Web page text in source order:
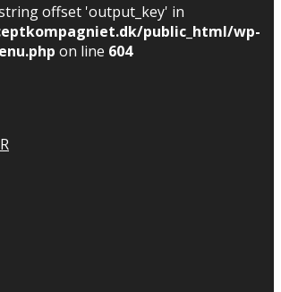
offset 'output_key' in
public_html/wp-
on line 604